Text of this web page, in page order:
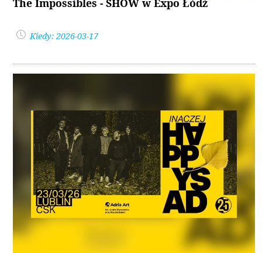
The Impossibles - SHOW w Expo Łódź
Kiedy: 2026-03-17